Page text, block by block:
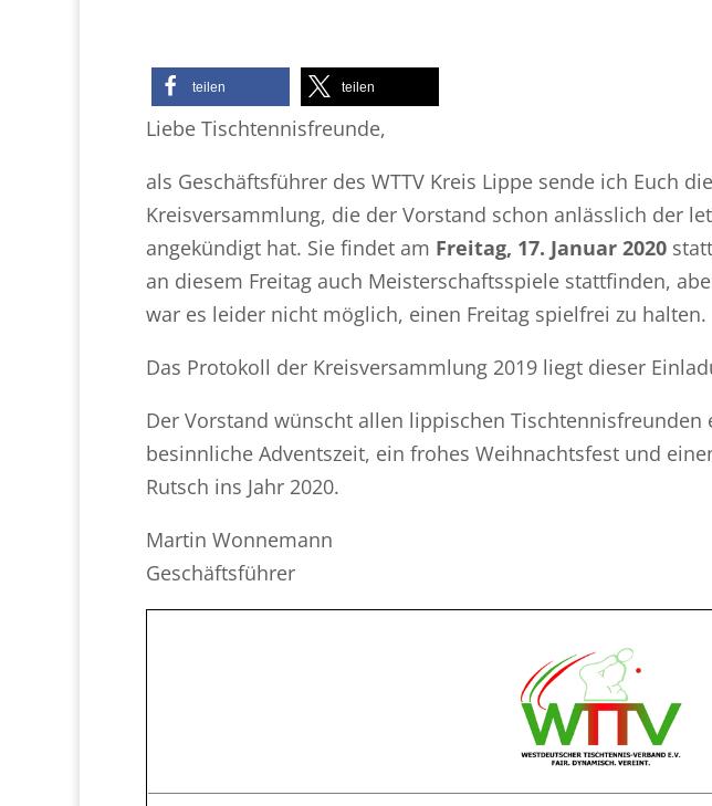
teilen teilen
Liebe Tischtennisfreunde,
als Geschäftsführer des WTTV Kreis Lippe sende ich Euch
Kreisversammlung, die der Vorstand schon anlässlich der
angekündigt hat. Sie findet am Freitag, 17. Januar 2020
an diesem Freitag auch Meisterschaftsspiele stattfinden,
war es leider nicht möglich, einen Freitag spielfrei zu halten.
Das Protokoll der Kreisversammlung 2019 liegt dieser
Der Vorstand wünscht allen lippischen Tischtennisfreunden
besinnliche Adventszeit, ein frohes Weihnachtsfest und
Rutsch ins Jahr 2020.
Martin Wonnemann
Geschäftsführer